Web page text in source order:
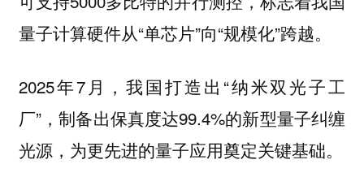
量子计算硬件从“单芯片”向“规模化”跨越。
2025年7月，我国打造出“纳米双光子工
厂”，制备出保真度达99.4%的新型量子纠缠
光源，为更先进的量子应用奠定关键基础。